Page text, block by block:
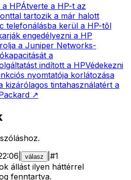
HPÁtverte a HP-t az
tartozik a már halott
telefonálásba kerül a HP-től
engedélyezni a HP
a Juniper Networks-
a
indított a HPVédekezni
nyomtatója korlátozása
kizárólagos tintahasználatért a
↗
válasz #1
állást ilyen háttérrel
fenntartva.